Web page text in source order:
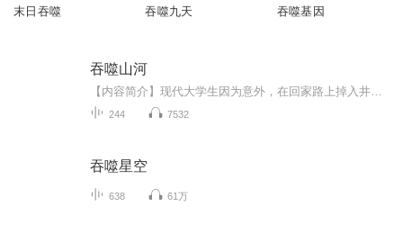
末日吞噬 吞噬九天 吞噬基因
吞噬山河
244 7532
吞噬星空
638 61万